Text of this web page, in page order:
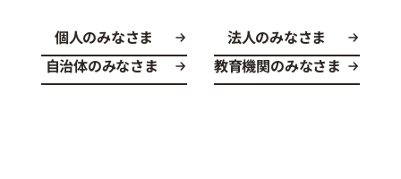
個人のみなさま
法人のみなさま
自治体のみなさま
教育機関のみなさま